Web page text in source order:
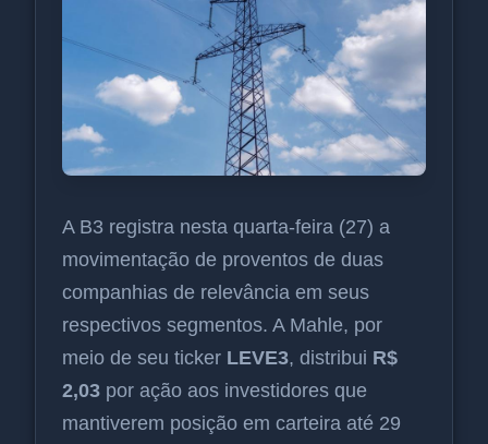
A B3 registra nesta quarta-feira (27) a
movimentação de proventos de duas
companhias de relevância em seus
respectivos segmentos. A Mahle, por
meio de seu ticker LEVE3, distribui R$
2,03 por ação aos investidores que
mantiverem posição em carteira até 29